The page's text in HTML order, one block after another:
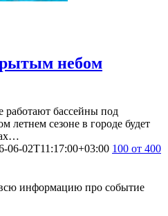
небом
бассейны под
летнем сезоне в городе будет
06-02T11:17:00+03:00 100 от 400
информацию про событие